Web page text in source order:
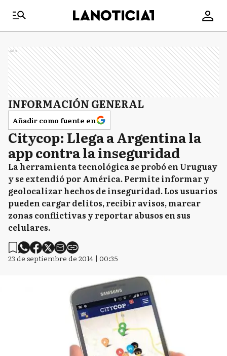
Ads
INFORMACIÓN GENERAL
Añadir como fuente en
Citycop: Llega a Argentina la
app contra la inseguridad
La herramienta tecnológica se probó en Uruguay
y se extendió por América. Permite informar y
geolocalizar hechos de inseguridad. Los usuarios
pueden cargar delitos, recibir avisos, marcar
zonas conflictivas y reportar abusos en sus
celulares.
23 de septiembre de 2014 | 00:35